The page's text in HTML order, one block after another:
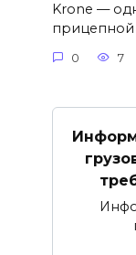
Krone —
прицепной
0 7